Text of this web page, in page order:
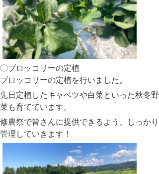
〇ブロッコリーの定植
ブロッコリーの定植を行いました。
先日定植したキャベツや白菜といった秋冬野
菜も育てています。
修農祭で皆さんに提供できるよう、しっかり
管理していきます！